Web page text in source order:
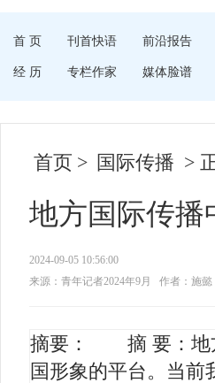
首 页 刊首快语 前沿报告
经 历 专栏作家 媒体脸谱
首页 > 国际传播 >
地方国际传播
2024-09-05 10:56:00
来源：青年记者2024年9月
作者：施懿
摘要： 摘 要：地
国形象的平台。当前